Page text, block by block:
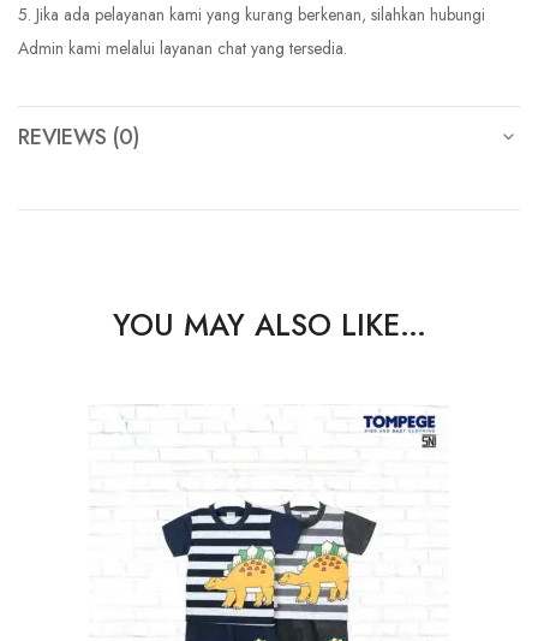
5. Jika ada pelayanan kami yang kurang berkenan, silahkan hubungi
Admin kami melalui layanan chat yang tersedia.
REVIEWS (0)
YOU MAY ALSO LIKE…